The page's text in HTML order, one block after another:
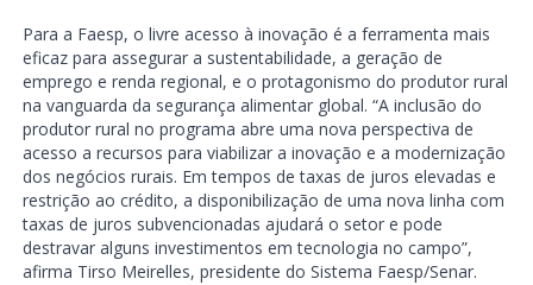
Para a Faesp, o livre acesso à inovação é a ferramenta mais
eficaz para assegurar a sustentabilidade, a geração de
emprego e renda regional, e o protagonismo do produtor rural
na vanguarda da segurança alimentar global. “A inclusão do
produtor rural no programa abre uma nova perspectiva de
acesso a recursos para viabilizar a inovação e a modernização
dos negócios rurais. Em tempos de taxas de juros elevadas e
restrição ao crédito, a disponibilização de uma nova linha com
taxas de juros subvencionadas ajudará o setor e pode
destravar alguns investimentos em tecnologia no campo”,
afirma Tirso Meirelles, presidente do Sistema Faesp/Senar.